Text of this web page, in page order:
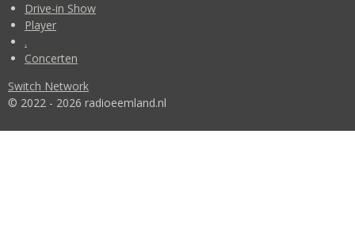
Drive-in Show
Player
.
Concerten
Switch Network
© 2022 - 2026 radioeemland.nl